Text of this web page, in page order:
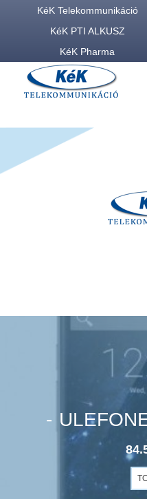
KéK Telekommunikáció
KéK PTI ALKUSZ
KéK Pharma